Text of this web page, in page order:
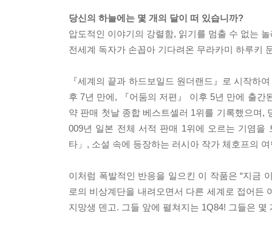
당신의 하늘에는 몇 개의 달이 떠 있습니까?
압도적인 이야기의 강렬함, 읽기를 멈출 수 없는
전세계 독자가 손꼽아 기다려온 무라카미 하루키
『세계의 끝과 하드보일드 원더랜드』로 시작하
후 7년 만에, 『어둠의 저편』 이후 5년 만에 출
약 판매 첫날 종합 베스트셀러 1위를 기록했으며,
009년 일본 전체 서적 판매 1위에 오르는 기염
타」, 소설 속에 등장하는 러시아 작가 체호프의
이처럼 폭발적인 반응을 일으킨 이 작품은 “지금
로의 비상계단을 내려오면서 다른 세계로 접어든
지망생 덴고. 그들 앞에 펼쳐지는 1Q84! 그들은